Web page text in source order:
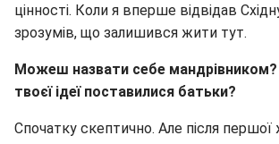
цінності. Коли я вперше відвідав
зрозумів, що залишився жити тут.
Можеш назвати себе мандрівником?
твоєї ідеї поставилися батьки?
Спочатку скептично. Але після першої